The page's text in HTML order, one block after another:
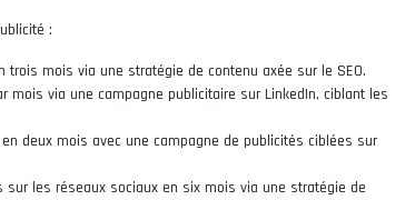
:
mois via une stratégie de contenu axée sur le SEO.
mois via une campagne publicitaire sur LinkedIn, ciblant les
deux mois avec une campagne de publicités ciblées sur
sur les réseaux sociaux en six mois via une stratégie de